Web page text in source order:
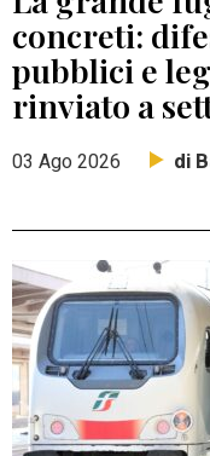
concreti:
pubblici e
rinviato a
03 Ago 2026 di